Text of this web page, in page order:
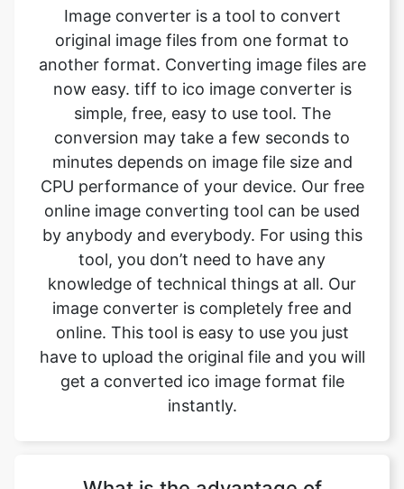
now easy. tiff to ico image converter is
simple, free, easy to use tool. The
conversion may take a few seconds to
minutes depends on image file size and
CPU performance of your device. Our free
online image converting tool can be used
by anybody and everybody. For using this
tool, you don’t need to have any
knowledge of technical things at all. Our
image converter is completely free and
online. This tool is easy to use you just
have to upload the original file and you will
get a converted ico image format file
instantly.
What is the advantage of